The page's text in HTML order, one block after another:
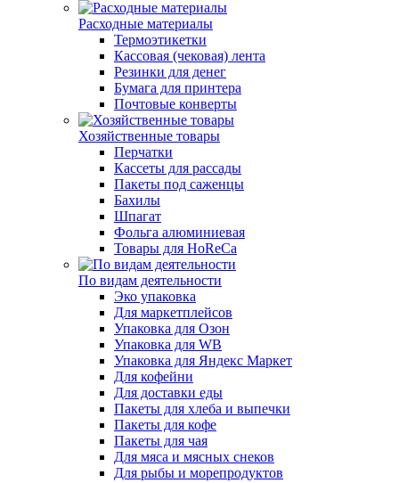
Расходные материалы
Термоэтикетки
Кассовая (чековая) лента
Резинки для денег
Бумага для принтера
Почтовые конверты
Хозяйственные товары
Перчатки
Кассеты для рассады
Пакеты под саженцы
Бахилы
Шпагат
Фольга алюминиевая
Товары для HoReCa
По видам деятельности
Эко упаковка
Для маркетплейсов
Упаковка для Озон
Упаковка для WB
Упаковка для Яндекс Маркет
Для кофейни
Для доставки еды
Пакеты для хлеба и выпечки
Пакеты для кофе
Пакеты для чая
Для мяса и мясных снеков
Для рыбы и морепродуктов